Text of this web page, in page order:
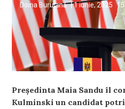
Doina Buruiană |1 iunie, 2025
Președinta Maia Sandu îl
Kulminski un candidat